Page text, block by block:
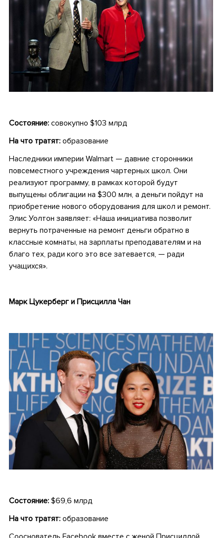
Состояние: совокупно $103 млрд
На что тратят: образование
Наследники империи Walmart — давние сторонники
повсеместного учреждения чартерных школ. Они
реализуют программу, в рамках которой будут
выпущены облигации на $300 млн, а деньги пойдут на
приобретение нового оборудования для школ и ремонт.
Элис Уолтон заявляет: «Наша инициатива позволит
вернуть потраченные на ремонт деньги обратно в
классные комнаты, на зарплаты преподавателям и на
благо тех, ради кого это все затевается, — ради
учащихся».
Марк Цукерберг и Присцилла Чан
Состояние:$69,6 млрд
На что тратят: образование